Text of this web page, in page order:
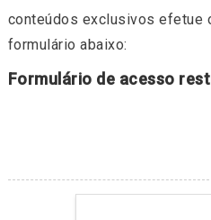
conteúdos exclusivos efetue
formulário abaixo:
Formulário de acesso